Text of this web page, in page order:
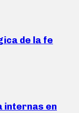
de la fe
internas en